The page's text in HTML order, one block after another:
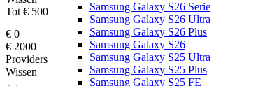
Samsung Galaxy S26 Serie
Samsung Galaxy S26 Ultra
Samsung Galaxy S26 Plus
Samsung Galaxy S26
Samsung Galaxy S25 Ultra
Samsung Galaxy S25 Plus
Samsung Galaxy S25 FE
Tot € 500
€ 0
€ 2000
Providers
Wissen